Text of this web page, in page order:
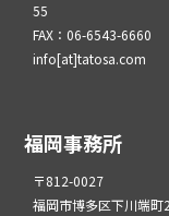
55
FAX：06-6543-6660
info[at]tatosa.com
福岡事務所
〒812-0027
福岡市博多区下川端町